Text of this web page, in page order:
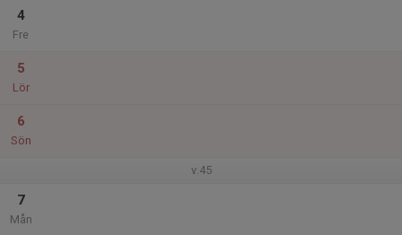
4
Fre
5
Lör
6
Sön
v.45
7
Mån